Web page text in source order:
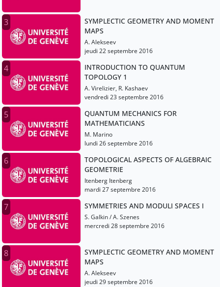
3
SYMPLECTIC GEOMETRY AND MOMENT
MAPS
A. Alekseev
jeudi 22 septembre 2016
4
INTRODUCTION TO QUANTUM
TOPOLOGY 1
A. Virelizier, R. Kashaev
vendredi 23 septembre 2016
5
QUANTUM MECHANICS FOR
MATHEMATICIANS
M. Marino
lundi 26 septembre 2016
6
TOPOLOGICAL ASPECTS OF ALGEBRAIC
GEOMETRIE
Itenberg Itenberg
mardi 27 septembre 2016
7 SYMMETRIES AND MODULI SPACES I
S. Galkin / A. Szenes
mercredi 28 septembre 2016
8
SYMPLECTIC GEOMETRY AND MOMENT
MAPS
A. Alekseev
jeudi 29 septembre 2016